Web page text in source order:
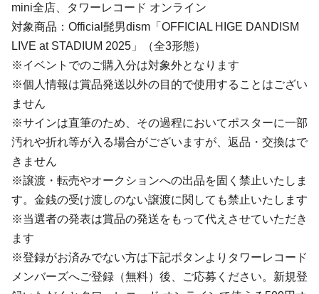
mini全店、タワーレコード オンライン
対象商品：Official髭男dism「OFFICIAL HIGE DANDISM
LIVE at STADIUM 2025」（全3形態）
※イベントでのご購入分は対象外となります
※個人情報は賞品発送以外の目的で使用することはござい
ません
※サインは直筆のため、その過程においてポスターに一部
汚れや折れ等が入る場合がございますが、返品・交換はで
きません
※譲渡・転売やオークションへの出品を固く禁止いたしま
す。金銭の受け渡しのない譲渡に関しても禁止いたします
※当選者の発表は賞品の発送をもって代えさせていただき
ます
※登録がお済みでない方は下記ボタンよりタワーレコード
メンバーズへご登録（無料）後、ご応募ください。新規登